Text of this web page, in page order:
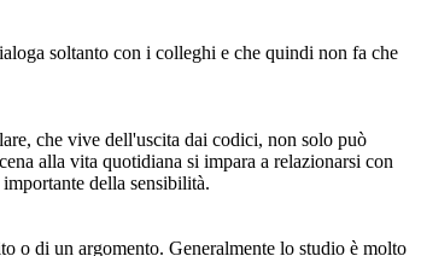
soltanto con i colleghi e che quindi non fa che
che vive dell'uscita dai codici, non solo può
alla vita quotidiana si impara a relazionarsi con
della sensibilità.
o di un argomento. Generalmente lo studio è molto